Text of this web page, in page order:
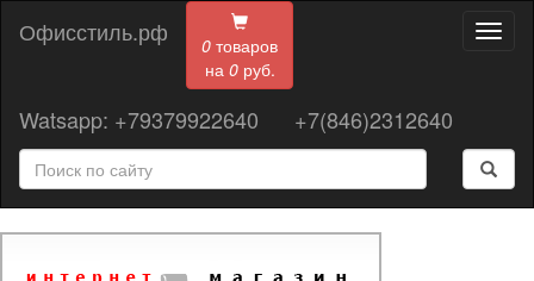
0 товаров
на 0руб.
Офисстиль.рф
Watsapp: +79379922640 +7(846)2312640